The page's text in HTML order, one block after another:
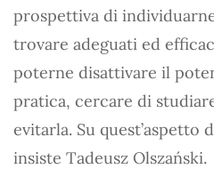
prospettiva di
trovare adeguati ed
poterne disattivare il
pratica, cercare di
evitarla. Su quest’aspetto
insiste Tadeusz Olszański.